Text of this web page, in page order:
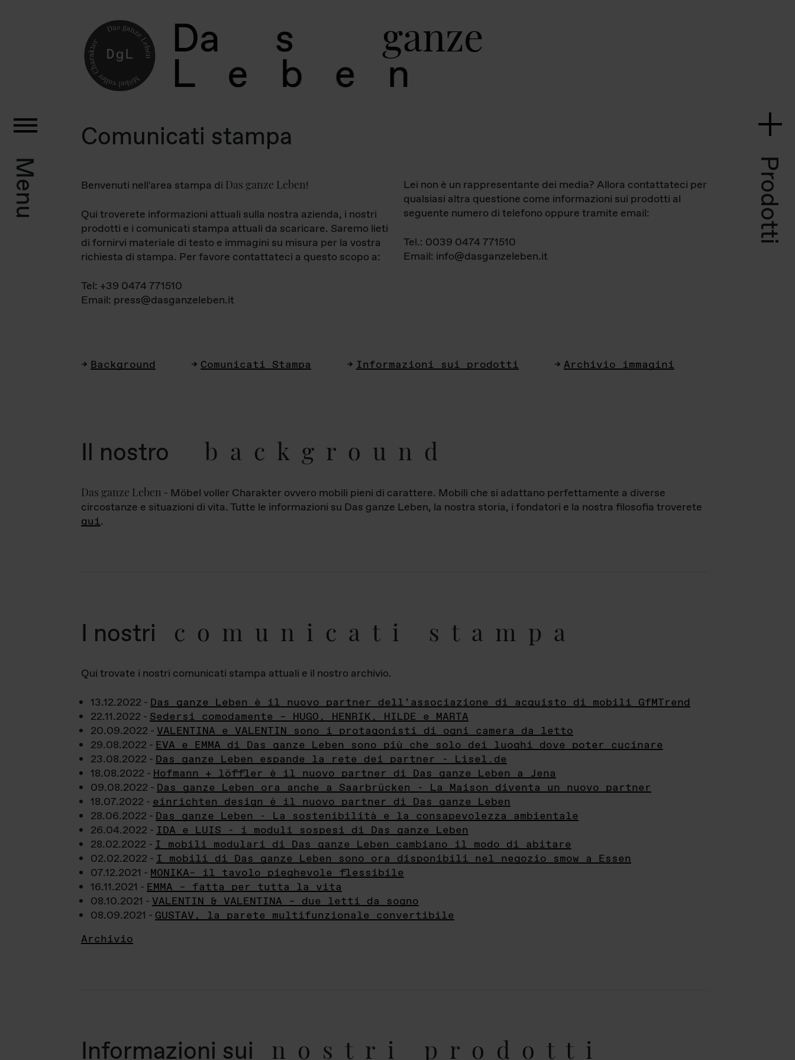
Da s ganz
L e b e
Menu Prodotti
Comunicati stampa
Benvenuti nell'area stampa di Das ganze Leben!
Qui troverete informazioni attuali sulla nostra azienda, i nostri
prodotti e i comunicati stampa attuali da scaricare. Saremo lieti
di fornirvi materiale di testo e immagini su misura per la vostra
richiesta di stampa. Per favore contattateci a questo scopo a:
Tel: +39 0474 771510
Email: press@dasganzeleben.it
Lei non è un rappresentante dei media? Allora contattateci per
qualsiasi altra questione come informazioni sui prodotti al
seguente numero di telefono oppure tramite email:
Tel.: 0039 0474 771510
Email: info@dasganzeleben.it
Background Comunicati Stampa Informazioni sui prodotti Archivio immagini
Il nostro background
Das ganze Leben - Möbel voller Charakter ovvero mobili pieni di carattere. Mobili che si adattano perfettamente a diverse
circostanze e situazioni di vita. Tutte le informazioni su Das ganze Leben, la nostra storia, i fondatori e la nostra filosofia troverete
qui.
I nostri comunicati stampa
Qui trovate i nostri comunicati stampa attuali e il nostro archivio.
13.12.2022 - Das ganze Leben è il nuovo partner dell’associazione di acquisto di mobili GfMTrend
22.11.2022 - Sedersi comodamente – HUGO, HENRIK, HILDE e MARTA
20.09.2022 - VALENTINA e VALENTIN sono i protagonisti di ogni camera da letto
29.08.2022 - EVA e EMMA di Das ganze Leben sono più che solo dei luoghi dove poter cucinare
23.08.2022 - Das ganze Leben espande la rete dei partner - Lisel.de
18.08.2022 - Hofmann + löffler è il nuovo partner di Das ganze Leben a Jena
09.08.2022 - Das ganze Leben ora anche a Saarbrücken - La Maison diventa un nuovo partner
18.07.2022 - einrichten design è il nuovo partner di Das ganze Leben
28.06.2022 - Das ganze Leben - La sostenibilità e la consapevolezza ambientale
26.04.2022 - IDA e LUIS - i moduli sospesi di Das ganze Leben
28.02.2022 - I mobili modulari di Das ganze Leben cambiano il modo di abitare
02.02.2022 - I mobili di Das ganze Leben sono ora disponibili nel negozio smow a Essen
07.12.2021 - MONIKA– il tavolo pieghevole flessibile
16.11.2021 - EMMA – fatta per tutta la vita
08.10.2021 - VALENTIN & VALENTINA – due letti da sogno
08.09.2021 - GUSTAV, la parete multifunzionale convertibile
Archivio
Informazioni sui nostri prodotti